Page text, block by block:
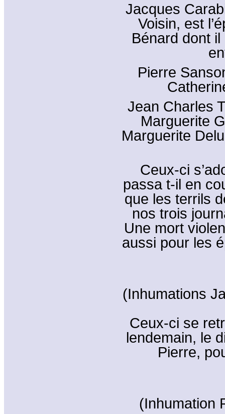
Jacques
Voisin, est
Bénard dont
Pierre
Jean Charles
Marguerite
Marguerite
Ceux-ci
passa t-il en
que les terrils
nos trois
Une mort
aussi pour les
(Inhumations
Ceux-ci se
lendemain, le
Pierre,
(Inhumation